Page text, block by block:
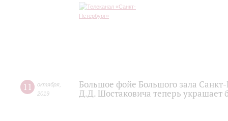
11 октября
2019
Большое фойе Большого зала
Д.Д. Шостаковича теперь украшает